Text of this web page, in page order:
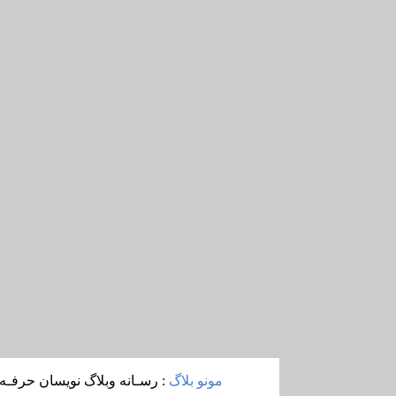
مونو بلاگ : رسـانه وبلاگ نويسان